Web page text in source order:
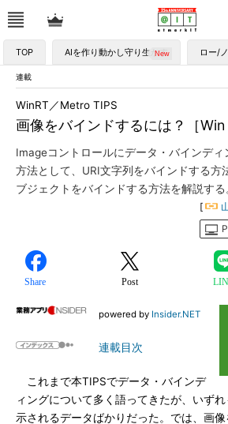
TOP AIを作り動かし守り生かす ロー/
連載
画像をバインドするには？［Win
WinRT／Metro TIPS
Imageコントロールにデータ・バインディ
方法として、URI文字列をバインドする方
ブジェクトをバインドする方法を解説する
[
Share Post
powered by Insider.NET
連載目次
これまで本TIPSでデータ・バインデ
ィングについて多く語ってきたが、いず
示されるデータばかりだった。では、画